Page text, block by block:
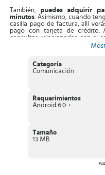
También, puedes adquirir
minutos. Asimismo, cuando
casilla pago de factura, allí
pago con tarjeta de crédito.
consultas relacionadas con el
datos de tu cuenta de televisión
público, puedes contactar a
chat. Desde este servicio
Características de
Puedes realizar
consultas
datos. Verás registros
megas consumidos,
Permite que controles tu
Categoría
Comunicación
Requerimientos
Android 6.0 +
Tamaño
13 MB